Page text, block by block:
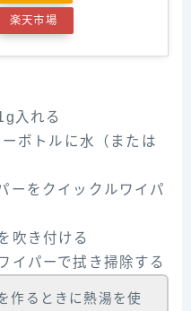
楽天市場
入れる
ボトルに水（または
ーをクイックルワイパ
吹き付ける
イパーで拭き掃除する
作るときに熱湯を使